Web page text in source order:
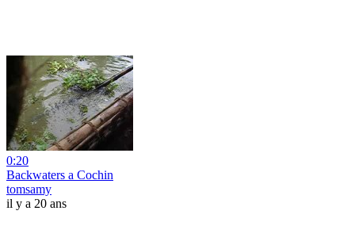
0:20
Backwaters a Cochin
tomsamy
il y a 20 ans